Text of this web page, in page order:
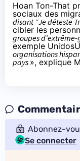
Hoan Ton-That
sociaux des
disant “Je déteste
cibler les
groupes
exemple
organisations
pays », explique
Abonnez-
Se connecter